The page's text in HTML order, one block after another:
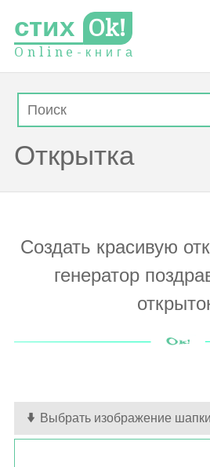
стих Ok!
O n l i n e - к н и г а
Открытка
Создать красивую
генератор
Выбрать изображение шапки